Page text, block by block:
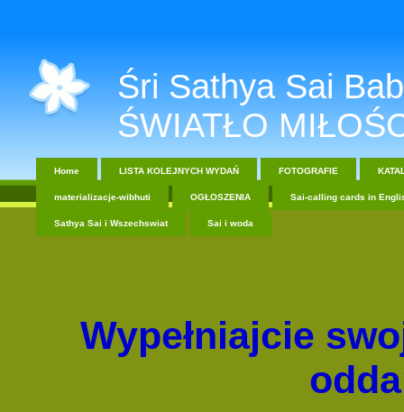
Śri Sathya Sai
ŚWIATŁO
Home LISTA KOLEJNYCH WYDAŃ FOTOGRAFIE
materializacje-wibhuti OGŁOSZENIA Sai-calling cards in
Sathya Sai i Wszechswiat Sai i woda
Wypełniajcie